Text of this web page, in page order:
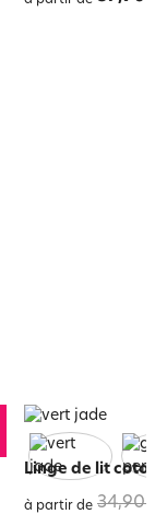
Linge de lit
à partir de 34,90